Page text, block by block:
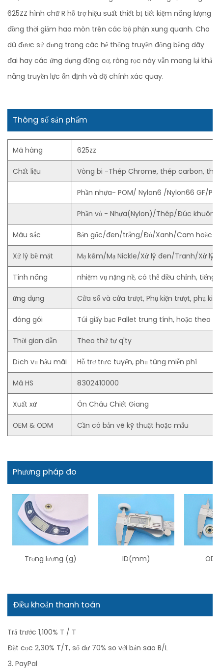
625ZZ hình chữ R hỗ trợ hiệu suất thiết bị tiết kiệm năng lượng
đồng thời giảm hao mòn trên các bộ phận xung quanh. Cho
dù được sử dụng trong các hệ thống truyền động bằng dây
đai hay các ứng dụng động cơ, ròng rọc này vẫn mang lại khả
năng truyền lực ổn định và độ chính xác quay.
Thông số sản phẩm
Mã hàng 625zz
Chất liệu Vòng bi -Thép Chrome, thép carbon,
Phần nhựa- POM/ Nylon6 /Nylon66 GF/
Phần vỏ - Nhựa(Nylon)/Thép/Đúc khuôn
Màu sắc Bản gốc/đen/trắng/Đỏ/Xanh/Cam hoặc
Xử lý bề mặt Mạ kẽm/Mạ Nickle/Xử lý đen/Tranh/Xử lý
Tính năng nhiệm vụ nặng nề, có thể điều chỉnh,
ứng dụng Cửa sổ và cửa trượt, Phụ kiện trượt, phụ
đóng gói Túi giấy bạc Pallet trung tính, hoặc theo
Thời gian dẫn Theo thứ tự q'ty
Dịch vụ hậu mãi Hỗ trợ trực tuyến, phụ tùng miễn phí
Mã HS 8302410000
Xuất xứ Ôn Châu Chiết Giang
OEM & ODM Cần có bản vẽ kỹ thuật hoặc mẫu
Phương pháp đo
Trọng lượng (g) ID(mm) OD
Điều khoản thanh toán
Trả trước 1,100% T / T
Đặt cọc 2,30% T/T, số dư 70% so với bản sao B/L
3. PayPal